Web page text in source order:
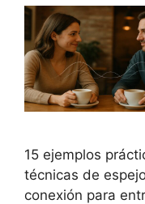
15 ejemplos
técnicas de
conexión para